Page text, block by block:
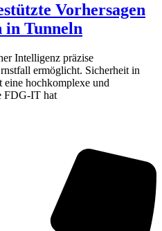
Vorhersagen
in Tunneln
Intelligenz präzise
ermöglicht. Sicherheit in
eine hochkomplexe und
FDG-IT hat